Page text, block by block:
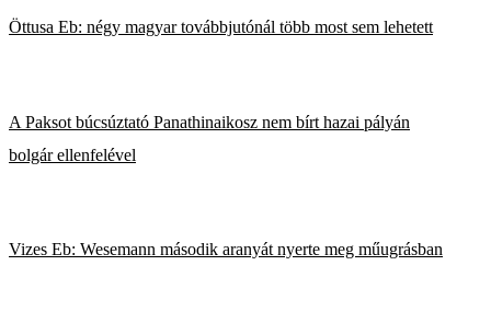
Öttusa Eb: négy magyar továbbjutónál több most sem lehetett
A Paksot búcsúztató Panathinaikosz nem bírt hazai pályán
bolgár ellenfelével
Vizes Eb: Wesemann második aranyát nyerte meg műugrásban